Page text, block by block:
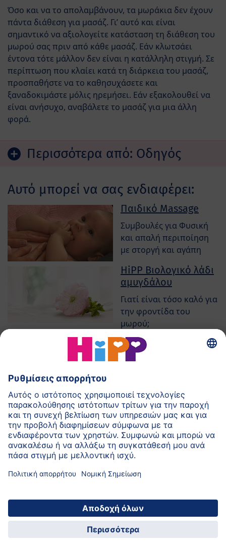
Όσο και να το απολαμβάνουν, τα μωράκια δεν έχουν
πάντα διάθεση για μασάζ. Γι’ αυτό και είναι
σημαντικό να αξιολογείτε κατάσταση τη διάθεση του
μωρού σας πριν από κάθε μασάζ. Εάν κλωτσάει
έντονα τότε μάλλον δεν είναι η κατάλληλη στιγμή. Σε
περίπτωση που κλαίει κατά τη διάρκεια του μασάζ,
προσπαθήστε να το καθησυχάσετε και
ξαναδοκιμάστε μόλις ηρεμήσει. Εάν εξακολουθεί να
είναι ανήσυχο, αναβάλετε το μασάζ για μια άλλη
φορά.
Περισσότερα από: Οδηγός
Αυτό μπορεί να σας ενδιαφέρει:
Παιδικό Massage
Συμβουλές για Φυσική
και απαλή περιποίηση
με στοργή και αγάπη
HiPP Βιολογικό λάδι
αμυγδάλου
Γιατί είναι τόσο καλό για
την φροντίδα του
μωρού;
Συνέντευξη
Ερωτήσεις και
Επιστροφή στην αρχή της σελίδας
© 2026 HiPP